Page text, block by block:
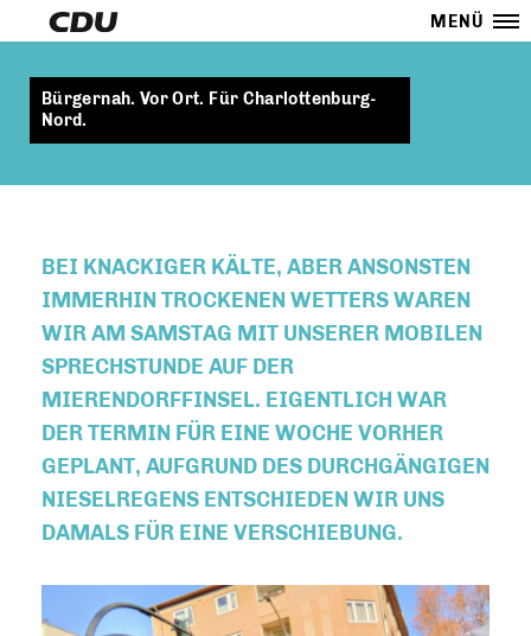
MENÜ
Bürgernah. Vor Ort. Für Charlottenburg-
Nord.
BEI KNACKIGER KÄLTE, ABER ANSONSTEN
IMMERHIN TROCKENEN WETTERS WAREN
WIR AM SAMSTAG MIT UNSERER MOBILEN
SPRECHSTUNDE AUF DER
MIERENDORFFINSEL. EIGENTLICH WAR
DER TERMIN FÜR EINE WOCHE VORHER
GEPLANT, AUFGRUND DES DURCHGÄNGIGEN
NIESELREGENS ENTSCHIEDEN WIR UNS
DAMALS FÜR EINE VERSCHIEBUNG.